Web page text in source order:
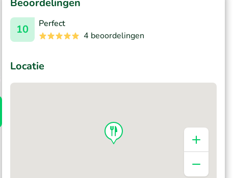
Beoordelingen
10
Perfect
4 beoordelingen
Locatie